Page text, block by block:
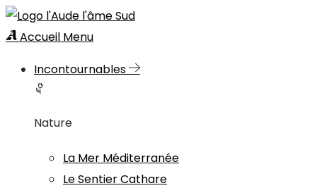
Accueil Menu
Incontournables
Nature
La Mer Méditerranée
Le Sentier Cathare